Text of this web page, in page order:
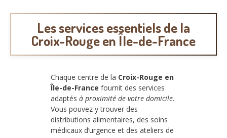
Les services essentiels de la
Croix-Rouge en Île-de-France
Chaque centre de la Croix-Rouge en
Île-de-France fournit des services
adaptés à proximité de votre domicile.
Vous pouvez y trouver des
distributions alimentaires, des soins
médicaux d’urgence et des ateliers de